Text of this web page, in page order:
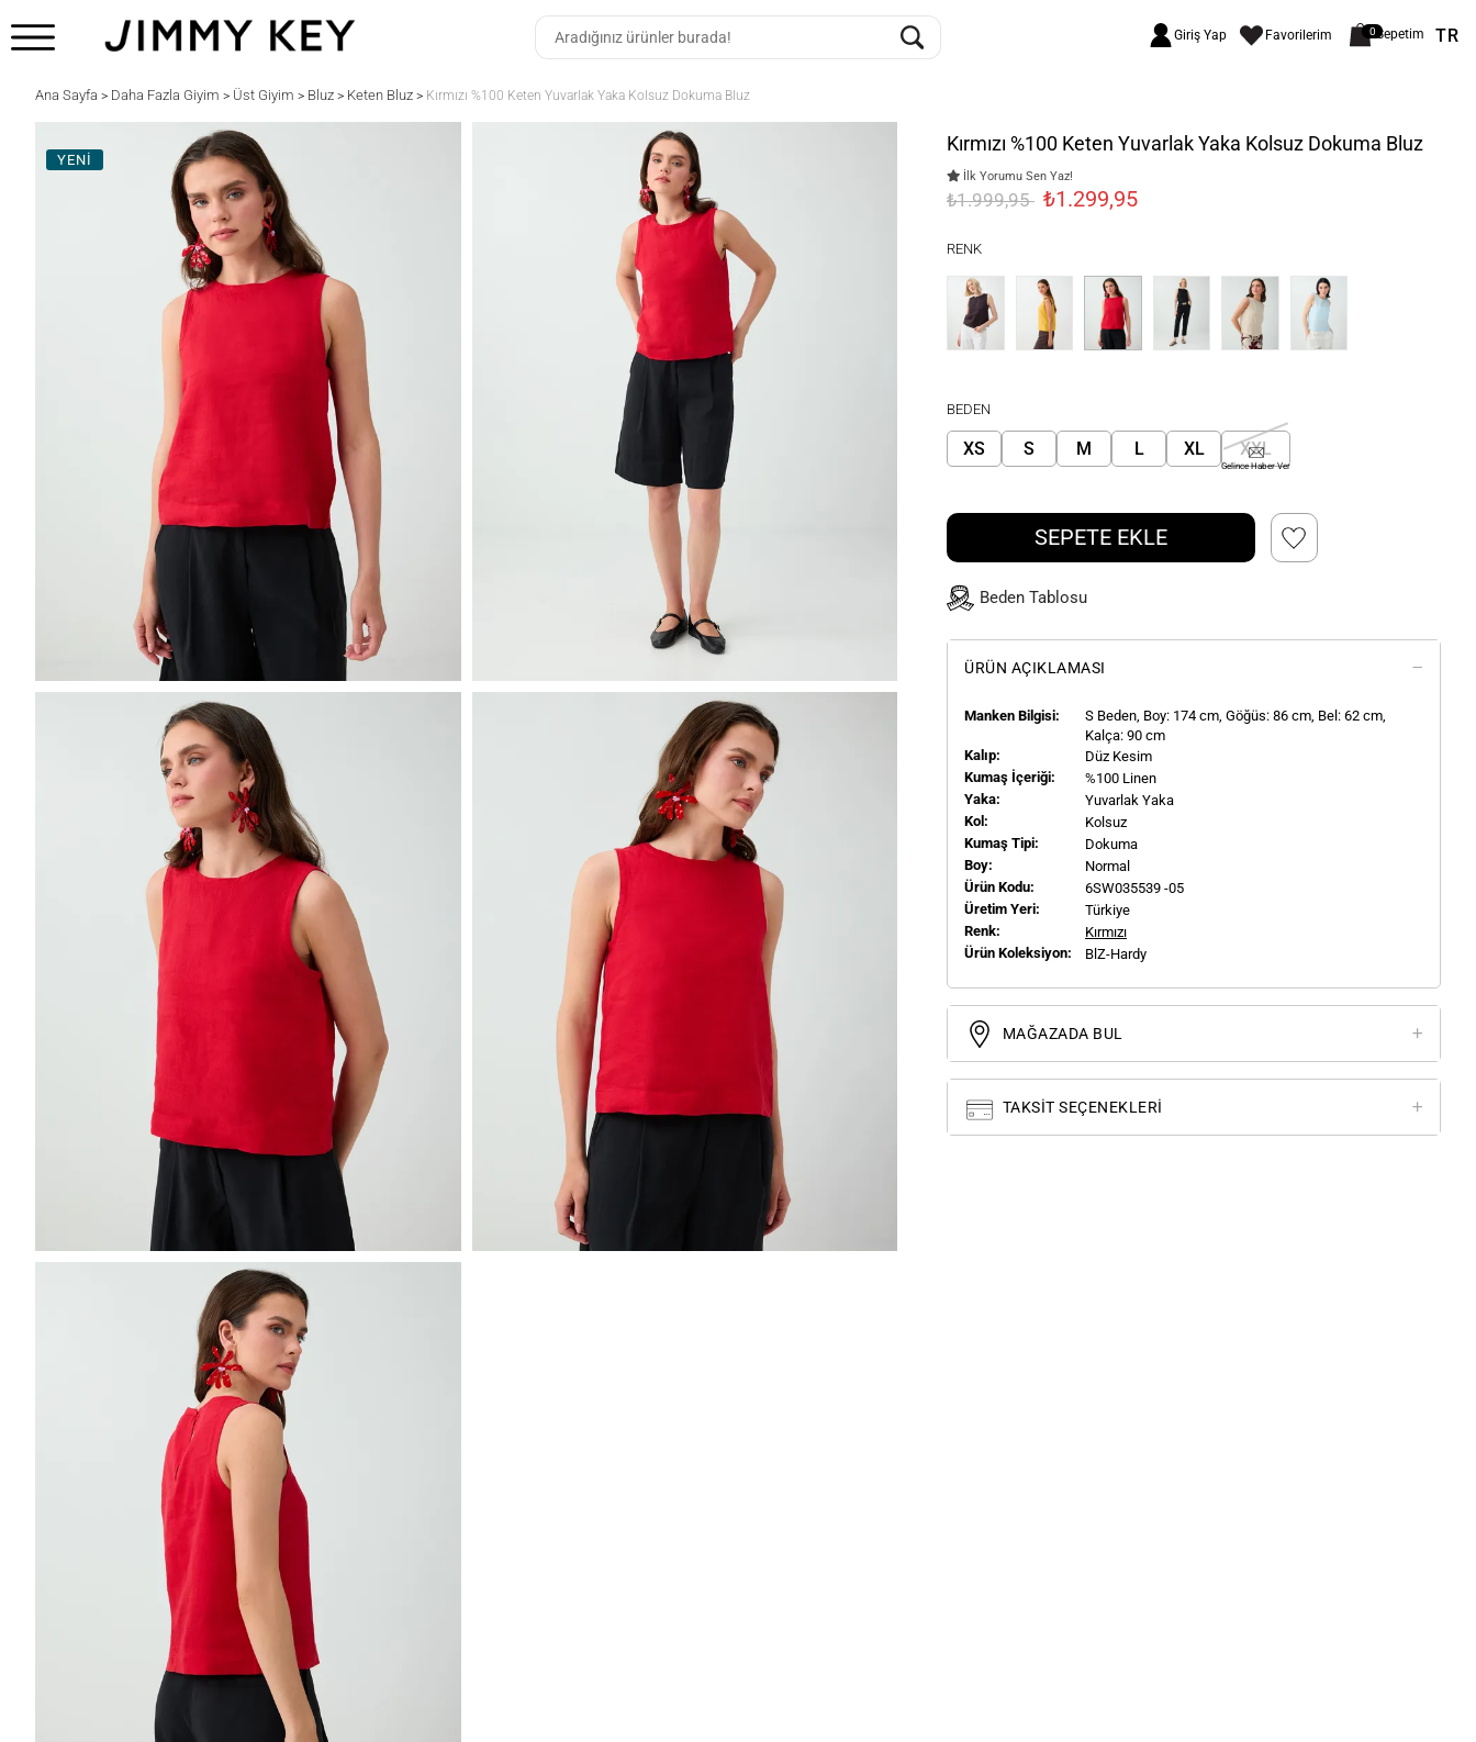
Giriş Yap Favorilerim 0Sepetim TR
Ana Sayfa > Daha Fazla Giyim > Üst Giyim > Bluz > Keten Bluz > Kırmızı %100 Keten Yuvarlak Yaka Kolsuz Dokuma Bluz
YENİ
Kırmızı %100 Keten Yuvarlak Yaka Kolsuz Dokuma Bluz
İlk Yorumu Sen Yaz!
₺1.999,95 ₺1.299,95
RENK
BEDEN
XS S M L XL XXL
Gelince Haber Ver
SEPETE EKLE
Beden Tablosu
ÜRÜN AÇIKLAMASI
Manken Bilgisi: S Beden, Boy: 174 cm, Göğüs: 86 cm, Bel: 62 cm,
Kalça: 90 cm
Kalıp:
Düz Kesim
Kumaş İçeriği:
%100 Linen
Yaka:
Yuvarlak Yaka
Kol:
Kolsuz
Kumaş Tipi:
Dokuma
Boy:
Normal
Ürün Kodu:
6SW035539 -05
Üretim Yeri:
Türkiye
Renk:
Kırmızı
Ürün Koleksiyon:
BlZ-Hardy
MAĞAZADA BUL
TAKSIT SEÇENEKLERI